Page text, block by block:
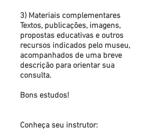
3) Materiais complementares
Textos, publicações, imagens,
propostas educativas e outros
recursos indicados pelo museu,
acompanhados de uma breve
descrição para orientar sua
consulta.
Bons estudos!
Conheça seu instrutor: